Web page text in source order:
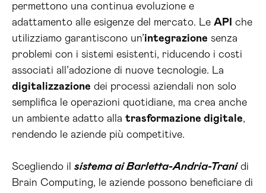
permettono una continua evoluzione e
adattamento alle esigenze del mercato. Le API che
utilizziamo garantiscono un’integrazione senza
problemi con i sistemi esistenti, riducendo i costi
associati all’adozione di nuove tecnologie. La
digitalizzazione dei processi aziendali non solo
semplifica le operazioni quotidiane, ma crea anche
un ambiente adatto alla trasformazione digitale,
rendendo le aziende più competitive.
Scegliendo il sistema ai Barletta-Andria-Tranidi
Brain Computing, le aziende possono beneficiare di